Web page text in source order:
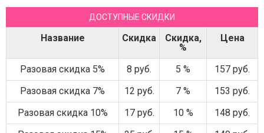
ДОСТУПНЫЕ СКИДКИ
Название Скидка
Скидка,
%
Цена
Разовая скидка 5% 8 руб. 5 %
157 руб.
Разовая скидка 7%
12 руб. 7 %
153 руб.
Разовая скидка 10%
17 руб. 10 %
148 руб.